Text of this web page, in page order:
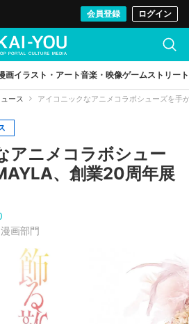
会員登録 ログイン
画イラスト・アート音楽・映像ゲームストリート
ース アイコニックなアニメコラボシューズを手
アニメコラボシュー
、創業20周年展
画部門